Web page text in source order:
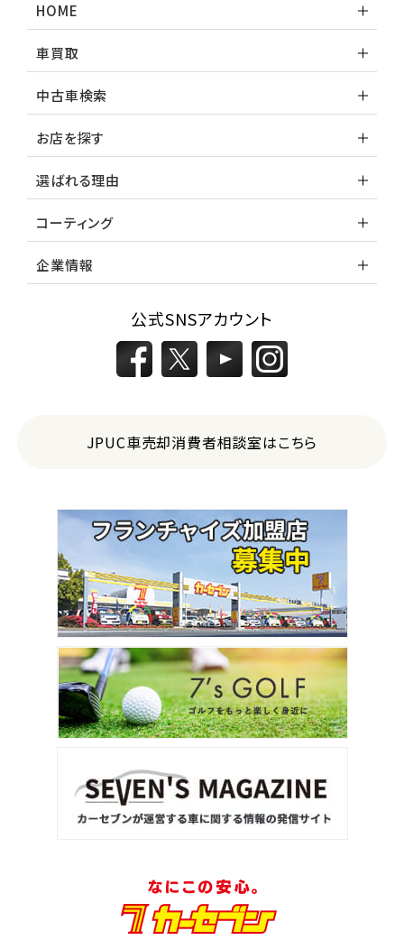
HOME
車買取
中古車検索
お店を探す
選ばれる理由
コーティング
企業情報
公式SNSアカウント
JPUC車売却消費者相談室はこちら